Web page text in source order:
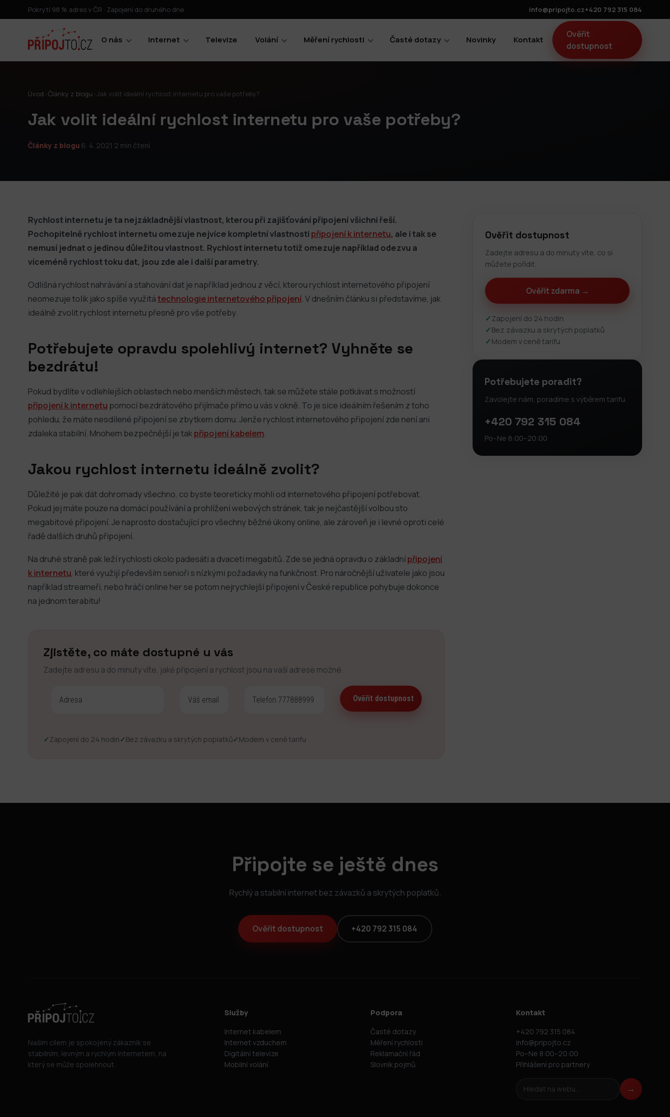
Pokrytí 98 % adres v ČR · Zapojení do druhého dne info@pripojto.cz+420 792 315 084
O nás Internet Televize Volání Měření rychlosti Časté dotazy Novinky Kontakt
Ověřit
dostupnost
Úvod Články z blogu Jak volit ideální rychlost internetu pro vaše potřeby?
Jak volit ideální rychlost internetu pro vaše potřeby?
Články z blogu·6. 4. 2021·2 min čtení
Rychlost internetu je ta nejzákladnější vlastnost, kterou při zajišťování připojení všichni řeší.
Pochopitelně rychlost internetu omezuje nejvíce kompletní vlastnosti připojení k internetu, ale i tak se
nemusí jednat o jedinou důležitou vlastnost. Rychlost internetu totiž omezuje například odezvu a
víceméně rychlost toku dat, jsou zde ale i další parametry.
Odlišná rychlost nahrávání a stahování dat je například jednou z věcí, kterou rychlost internetového připojení
neomezuje tolik jako spíše využitátechnologie internetového připojení . V dnešním článku si představíme, jak
ideálně zvolit rychlost internetu přesně pro vše potřeby.
Potřebujete opravdu spolehlivý internet? Vyhněte se
bezdrátu!
Pokud bydlíte v odlehlejších oblastech nebo menších městech, tak se můžete stále potkávat s možností
připojení k internetu pomocí bezdrátového přijímače přímo u vás v okně. To je sice ideálním řešením z toho
pohledu, že máte nesdílené připojení se zbytkem domu. Jenže rychlost internetového připojení zde není ani
zdaleka stabilní. Mnohem bezpečnější je tak připojení kabelem
Jakou rychlost internetu ideálně zvolit?
Důležité je pak dát dohromady všechno, co byste teoreticky mohli od internetového připojení potřebovat.
Pokud jej máte pouze na domácí používání a prohlížení webových stránek, tak je nejčastější volbou sto
megabitové připojení. Je naprosto dostačující pro všechny běžné úkony online, ale zároveň je i levné oproti celé
řadě dalších druhů připojení.
Na druhé straně pak leží rychlosti okolo padesáti a dvaceti megabitů. Zde se jedná opravdu o základnípřipojení
k internetu , které využijí především senioři s nízkými požadavky na funkčnost. Pro náročnější uživatele jako jsou
například streameři, nebo hráči online her se potom nejrychlejší připojení v České republice pohybuje dokonce
na jednom terabitu!
Zjistěte, co máte dostupné u vás
Zadejte adresu a do minuty víte, jaké připojení a rychlost jsou na vaší adrese možné.
✓Zapojení do 24 hodin✓Bez závazku a skrytých poplatků✓Modem v ceně tarifu
Ověřit dostupnost
Zadejte adresu a do minuty víte, co si
můžete pořídit.
Ověřit zdarma →
✓Zapojení do 24 hodin
✓Bez závazku a skrytých poplatků
✓Modem v ceně tarifu
Potřebujete poradit?
Zavolejte nám, poradíme s výběrem tarifu.
+420 792 315 084
Po–Ne 8:00–20:00
Připojte se ještě dnes
Rychlý a stabilní internet bez závazků a skrytých poplatků.
Ověřit dostupnost +420 792 315 084
Naším cílem je spokojený zákazník se
stabilním, levným a rychlým internetem, na
který se může spolehnout.
Služby
Internet kabelem
Internet vzduchem
Digitální televize
Mobilní volání
Podpora
Časté dotazy
Měření rychlosti
Reklamační řád
Slovník pojmů
Kontakt
+420 792 315 084
info@pripojto.cz
Po–Ne 8:00–20:00
Přihlášení pro partnery
Hledat na webu →